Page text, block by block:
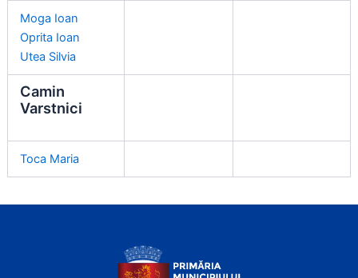
Moga Ioan
Oprita Ioan
Utea Silvia
Camin
Varstnici
Toca Maria